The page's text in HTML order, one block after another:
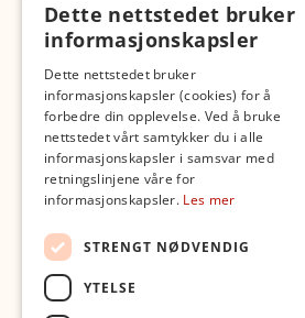
Fotopodden
Med forbehold om skrive- og lagerfeil
Dette nettstedet bruker
informasjonskapsler
Dette nettstedet bruker
informasjonskapsler (cookies) for å
forbedre din opplevelse. Ved å bruke
nettstedet vårt samtykker du i alle
informasjonskapsler i samsvar med
retningslinjene våre for
informasjonskapsler. Les mer
STRENGT NØDVENDIG
YTELSE